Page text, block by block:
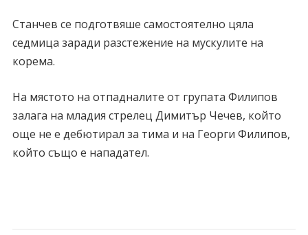
Станчев се подготвяше самостоятелно цяла
седмица заради разстежение на мускулите на
корема.
На мястото на отпадналите от групата Филипов
залага на младия стрелец Димитър Чечев, който
още не е дебютирал за тима и на Георги Филипов,
който също е нападател.